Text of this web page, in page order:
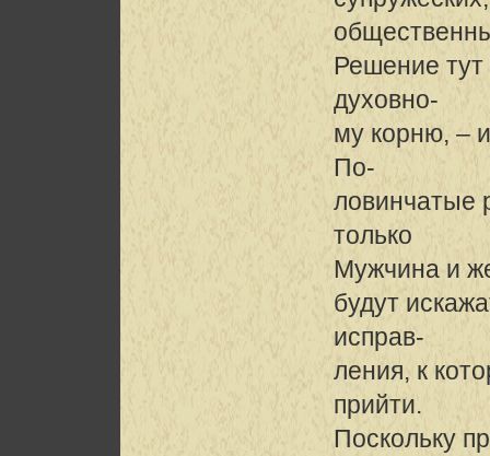
Решение тут
духовно-
му корню, –
По-
ловинчатые
только
Мужчина и
будут
исправ-
ления, к
прийти.
Поскольку